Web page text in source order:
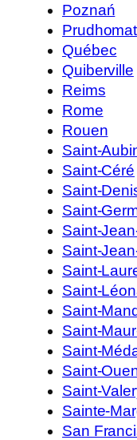
Poznań
Prudhomat
Québec
Quiberville
Reims
Rome
Rouen
Saint-
Saint-Céré
Saint-
Saint-
Saint-
Saint-
Saint-
Saint-
Saint-
Saint-
Saint-
Saint-
Saint-
Sainte-
San